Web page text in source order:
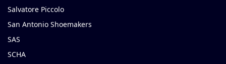
Salvatore Piccolo
San Antonio Shoemakers
SAS
SCHA